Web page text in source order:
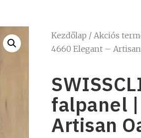
Kezdőlap / Akciós
4660 Elegant –
falpanel
Artisan